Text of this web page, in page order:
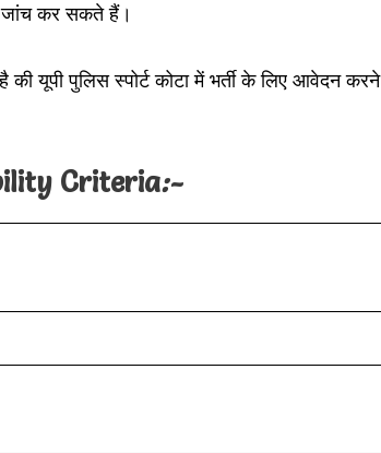
जांच कर सकते हैं।
की यूपी पुलिस स्पोर्ट कोटा में भर्ती के लिए आवेदन करने
Criteria:-